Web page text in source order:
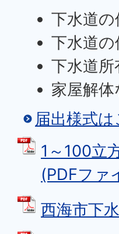
下水道
下水道
下水道
家屋解
届出様式は
1～100立
(PDFファ
西海市下